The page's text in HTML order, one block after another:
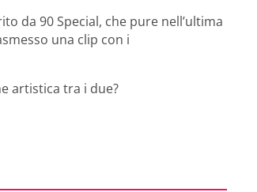
da 90 Special, che pure nell’ultima
una clip con i
artistica tra i due?